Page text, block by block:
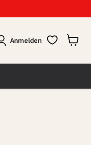
Anmelden